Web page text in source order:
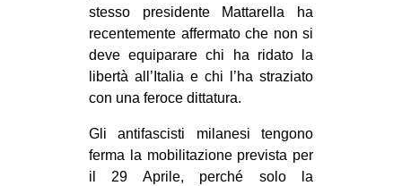
EVENTI
in
Fb
tw
bsky
stesso presidente Mattarella ha
recentemente affermato che non si
deve equiparare chi ha ridato la
libertà all’Italia e chi l’ha straziato
con una feroce dittatura.
Gli antifascisti milanesi tengono
ferma la mobilitazione prevista per
il 29 Aprile, perché solo la